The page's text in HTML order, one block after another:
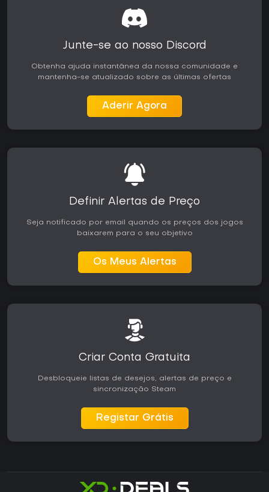
Junte-se ao nosso Discord
Obtenha ajuda instantânea da nossa comunidade e
mantenha-se atualizado sobre as últimas ofertas
Aderir Agora
Definir Alertas de Preço
Seja notificado por email quando os preços dos jogos
baixarem para o seu objetivo
Os Meus Alertas
Criar Conta Gratuita
Desbloqueie listas de desejos, alertas de preço e
sincronização Steam
Registar Grátis